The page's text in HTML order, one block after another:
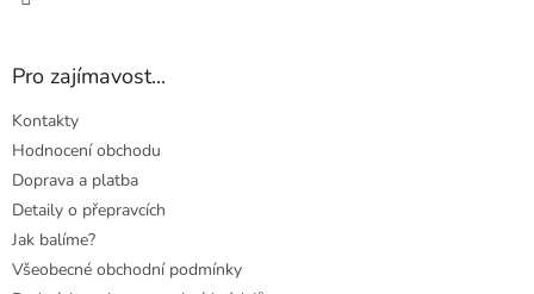
Pro zajímavost...
Kontakty
Hodnocení obchodu
Doprava a platba
Detaily o přepravcích
Jak balíme?
Všeobecné obchodní podmínky